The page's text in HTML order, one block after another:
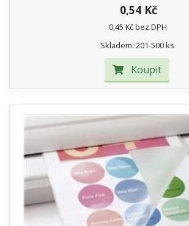
0,54 Kč
0,45 Kč bez DPH
Skladem: 201-500 ks
Koupit